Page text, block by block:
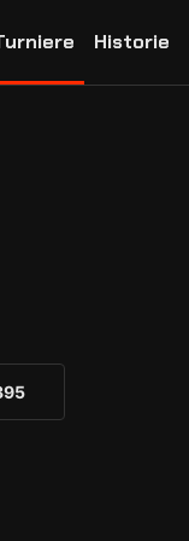
Historie